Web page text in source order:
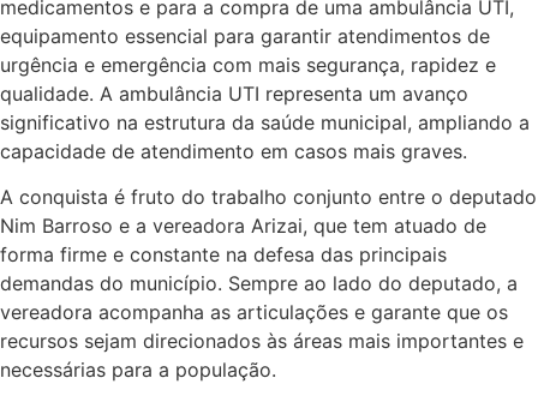
medicamentos e para a compra de uma ambulância UTI,
equipamento essencial para garantir atendimentos de
urgência e emergência com mais segurança, rapidez e
qualidade. A ambulância UTI representa um avanço
significativo na estrutura da saúde municipal, ampliando a
capacidade de atendimento em casos mais graves.
A conquista é fruto do trabalho conjunto entre o deputado
Nim Barroso e a vereadora Arizai, que tem atuado de
forma firme e constante na defesa das principais
demandas do município. Sempre ao lado do deputado, a
vereadora acompanha as articulações e garante que os
recursos sejam direcionados às áreas mais importantes e
necessárias para a população.